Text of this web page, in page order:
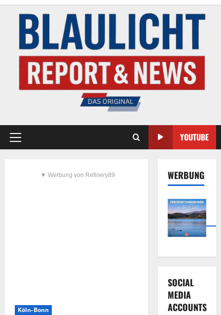
YOUTUBE
▼ Werbung von Refinery89
Köln-Bonn
WERBUNG
SOCIAL
MEDIA
ACCOUNTS